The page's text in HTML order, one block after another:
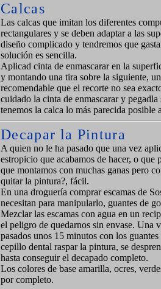
Calcas
Las calcas que imitan los diferentes
rectangulares y se deben adaptar a las
diseño complicado y tendremos que
solución es sencilla.
Aplicad cinta de enmascarar en la
y montando una tira sobre la siguiente,
recomendable que el recorte no sea
cuidado la cinta de enmascarar y
tenemos la calca lo más parecida posible
Decapar la Pintura
A quien no le ha pasado que una vez
estropicio que acabamos de hacer, o que
que montamos con muchas ganas pero
quitar la pintura?, fácil.
En una droguería comprar escamas de
necesitan para manipularlo, guantes de
Mezclar las escamas con agua en un
el peligro de quedarnos sin envase. Una
pasados unos 15 minutos con los
cepillo dental raspar la pintura, se
hasta conseguir el decapado completo.
Los colores de base amarilla, ocres,
por completo.